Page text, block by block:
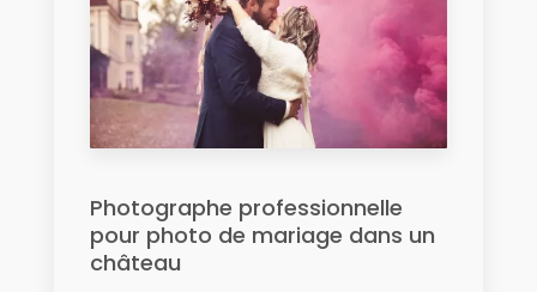
Photographe professionnelle
pour photo de mariage dans un
château